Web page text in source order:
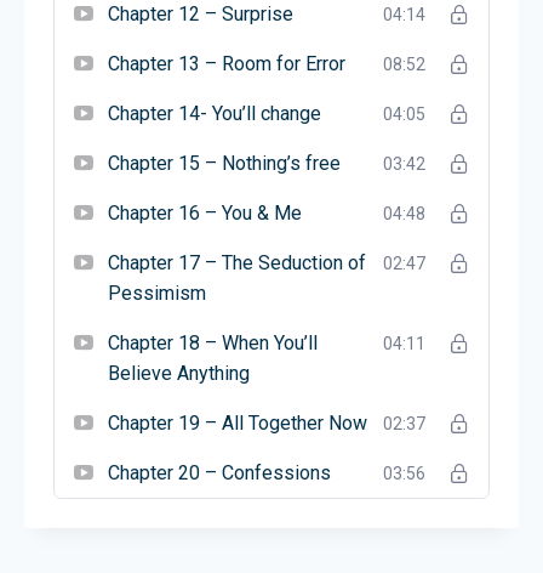
Chapter 12 – Surprise 04:14
Chapter 13 – Room for Error 08:52
Chapter 14- You’ll change 04:05
Chapter 15 – Nothing’s free 03:42
Chapter 16 – You & Me 04:48
Chapter 17 – The Seduction of
Pessimism
02:47
Chapter 18 – When You’ll
Believe Anything
04:11
Chapter 19 – All Together Now 02:37
Chapter 20 – Confessions 03:56